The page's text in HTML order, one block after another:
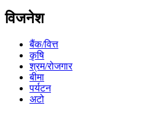
विजनेश
बैंक/वित्त
कृषि
श्रम/रोजगार
बीमा
पर्यटन
अटो